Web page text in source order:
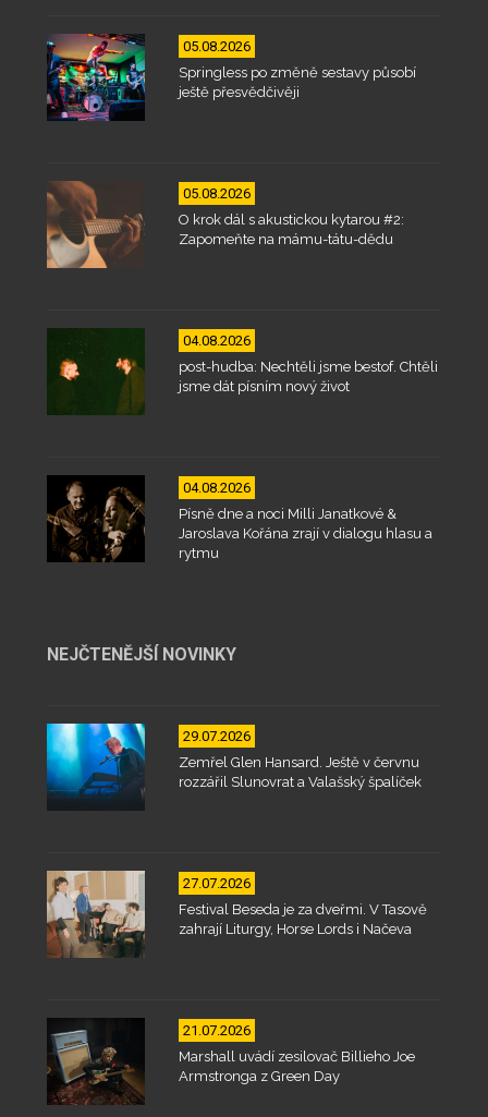
05.08.2026
Springless po změně sestavy působí
ještě přesvědčivěji
05.08.2026
O krok dál s akustickou kytarou #2:
Zapomeňte na mámu-tátu-dědu
04.08.2026
post-hudba: Nechtěli jsme bestof. Chtěli
jsme dát písním nový život
04.08.2026
Písně dne a noci Milli Janatkové &
Jaroslava Kořána zrají v dialogu hlasu a
rytmu
NEJČTENĚJŠÍ NOVINKY
29.07.2026
Zemřel Glen Hansard. Ještě v červnu
rozzářil Slunovrat a Valašský špalíček
27.07.2026
Festival Beseda je za dveřmi. V Tasově
zahrají Liturgy, Horse Lords i Načeva
21.07.2026
Marshall uvádí zesilovač Billieho Joe
Armstronga z Green Day